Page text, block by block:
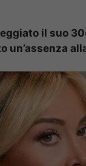
il suo
un’assenza